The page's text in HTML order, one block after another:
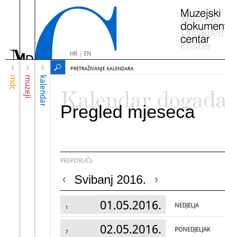
HR| EN
mdc muzeji kalendar
PRETRAŽIVANJE KALENDARA
Kalendar
Pregled mjeseca
PREPORUČI:
Svibanj 2016.
1 01.05.2016. NEDJELJA
7 02.05.2016. PONEDJELJAK